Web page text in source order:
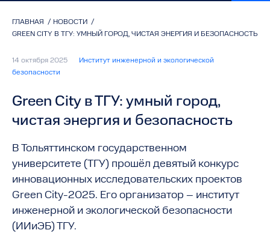
ГЛАВНАЯ / НОВОСТИ /
GREEN CITY В ТГУ: УМНЫЙ ГОРОД, ЧИСТАЯ ЭНЕРГИЯ И БЕЗОПАСНОСТЬ
14 октября 2025
Институт инженерной и экологической
безопасности
Green City в ТГУ: умный город,
чистая энергия и безопасность
В Тольяттинском государственном
университете (ТГУ) прошёл девятый конкурс
инновационных исследовательских проектов
Green City-2025. Его организатор – институт
инженерной и экологической безопасности
(ИИиЭБ) ТГУ.